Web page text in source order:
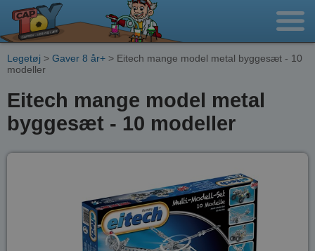
Legetøj > Gaver 8 år+ > Eitech mange model metal byggesæt - 10
modeller
Eitech mange model metal
byggesæt - 10 modeller